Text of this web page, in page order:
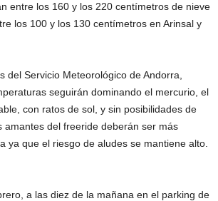
entre los 160 y los 220 centímetros de nieve
los 100 y los 130 centímetros en Arinsal y
del Servicio Meteorológico de Andorra,
seguirán dominando el mercurio, el
con ratos de sol, y sin posibilidades de
amantes del freeride deberán ser más
ya que el riesgo de aludes se mantiene alto.
a las diez de la mañana en el parking de